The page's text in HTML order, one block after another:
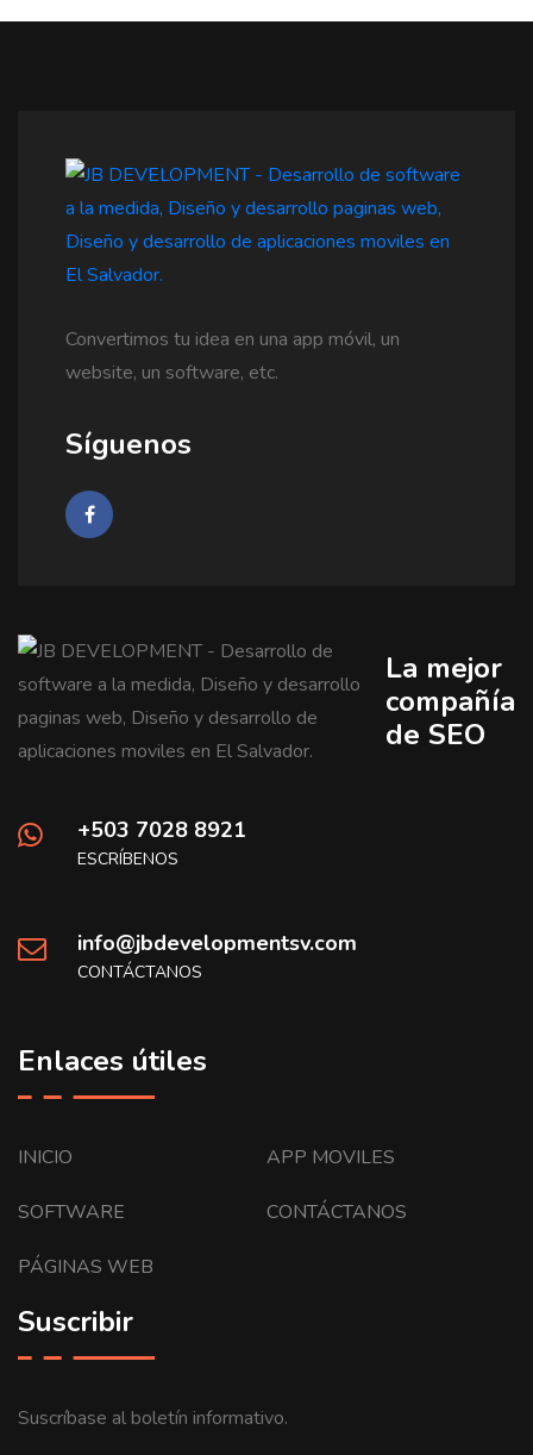
Convertimos tu idea en una app móvil, un
website, un software, etc.
Síguenos
La mejor
compañía
de SEO
+503 7028 8921
ESCRÍBENOS
info@jbdevelopmentsv.com
CONTÁCTANOS
Enlaces útiles
INICIO
SOFTWARE
PÁGINAS WEB
APP MOVILES
CONTÁCTANOS
Suscribir
Suscríbase al boletín informativo.